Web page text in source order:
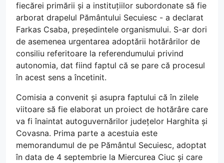
fiecărei primării și a instituțiilor subordonate să fie
arborat drapelul Pământului Secuiesc - a declarat
Farkas Csaba, președintele organismului. S-ar dori
de asemenea urgentarea adoptării hotărârilor de
consiliu referitoare la referendumului privind
autonomia, dat fiind faptul că se pare că procesul
în acest sens a încetinit.
Comisia a convenit și asupra faptului că în zilele
viitoare să fie elaborat un proiect de hotărâre care
va fi înaintat autoguvernărilor județelor Harghita și
Covasna. Prima parte a acestuia este
memorandumul de pe Pământul Secuiesc, adoptat
în data de 4 septembrie la Miercurea Ciuc și care